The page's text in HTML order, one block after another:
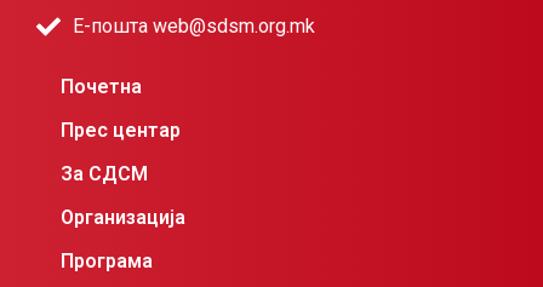
Е-пошта web@sdsm.org.mk
Почетна
Прес центар
За СДСМ
Организација
Програма